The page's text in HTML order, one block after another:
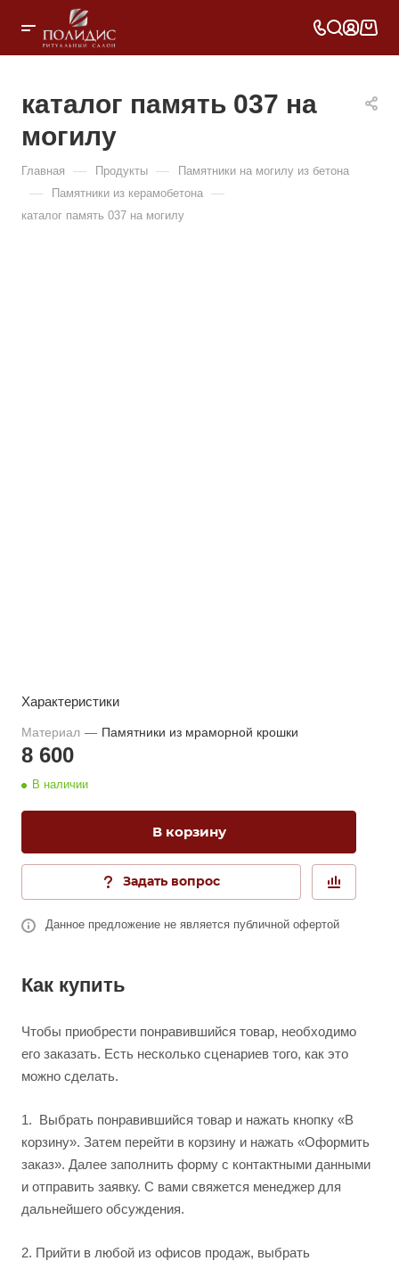
каталог память 037 на
могилу
Главная — Продукты — Памятники на могилу из бетона
— Памятники из керамобетона —
каталог память 037 на могилу
Характеристики
Материал — Памятники из мраморной крошки
8 600
В наличии
В корзину
Задать вопрос
Данное предложение не является публичной офертой
Как купить
Чтобы приобрести понравившийся товар, необходимо
его заказать. Есть несколько сценариев того, как это
можно сделать.
1. Выбрать понравившийся товар и нажать кнопку «В
корзину». Затем перейти в корзину и нажать «Оформить
заказ». Далее заполнить форму с контактными данными
и отправить заявку. С вами свяжется менеджер для
дальнейшего обсуждения.
2. Прийти в любой из офисов продаж, выбрать